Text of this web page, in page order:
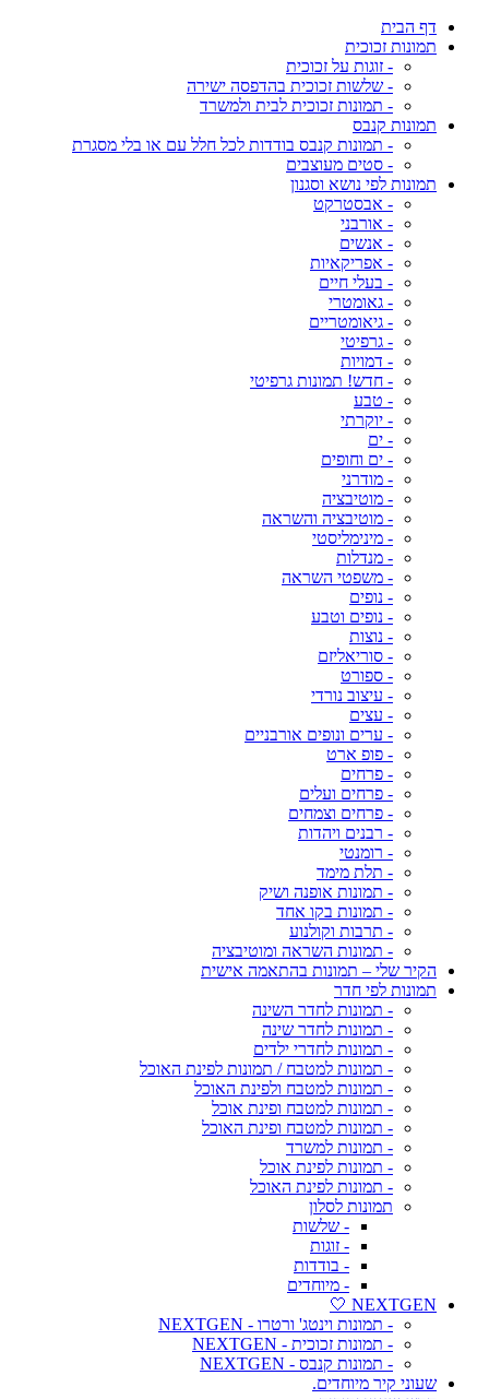
דף הבית
תמונות זכוכית
- זוגות על זכוכית
- שלשות זכוכית בהדפסה ישירה
- תמונות זכוכית לבית ולמשרד
תמונות קנבס
- תמונות קנבס בודדות לכל חלל עם או בלי מסגרת
- סטים מעוצבים
תמונות לפי נושא וסגנון
- אבסטרקט
- אורבני
- אנשים
- אפריקאיות
- בעלי חיים
- גאומטרי
- גיאומטריים
- גרפיטי
- דמויות
- חדש! תמונות גרפיטי
- טבע
- יוקרתי
- ים
- ים וחופים
- מודרני
- מוטיבציה
- מוטיבציה והשראה
- מינימליסטי
- מנדלות
- משפטי השראה
- נופים
- נופים וטבע
- נוצות
- סוריאליזם
- ספורט
- עיצוב נורדי
- עצים
- ערים ונופים אורבניים
- פופ ארט
- פרחים
- פרחים ועלים
- פרחים וצמחים
- רבנים ויהדות
- רומנטי
- תלת מימד
- תמונות אופנה ושיק
- תמונות בקו אחד
- תרבות וקולנוע
- תמונות השראה ומוטיבציה
הקיר שלי – תמונות בהתאמה אישית
תמונות לפי חדר
- תמונות לחדר השינה
- תמונות לחדר שינה
- תמונות לחדרי ילדים
- תמונות למטבח / תמונות לפינת האוכל
- תמונות למטבח ולפינת האוכל
- תמונות למטבח ופינת אוכל
- תמונות למטבח ופינת האוכל
- תמונות למשרד
- תמונות לפינת אוכל
- תמונות לפינת האוכל
תמונות לסלון
- שלשות
- זוגות
- בודדות
- מיוחדים
NEXTGEN 🤍
- תמונות וינטג' ורטרו - NEXTGEN
- תמונות זכוכית - NEXTGEN
- תמונות קנבס - NEXTGEN
שעוני קיר מיוחדים.